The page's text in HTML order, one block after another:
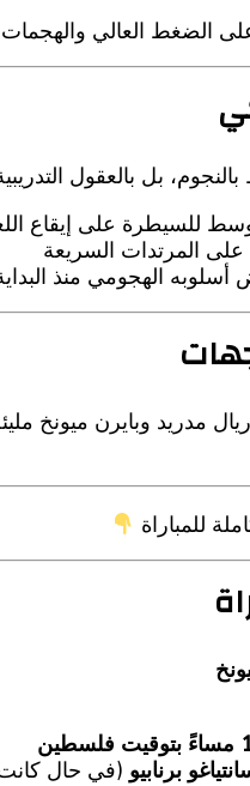
على الضغط العالي
بل بالعقول
للسيطرة على إيقاع
على المرتدات السريعة
الهجومي منذ
مدريد وبايرن ميونخ
للمباراة
برنابيو (في حال كانت